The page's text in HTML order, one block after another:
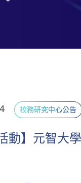
校務研究中心公告
動】元智大